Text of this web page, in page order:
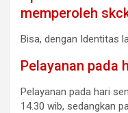
memperoleh
Bisa, dengan Identitas
Pelayanan pada
Pelayanan pada hari
14.30 wib, sedangkan